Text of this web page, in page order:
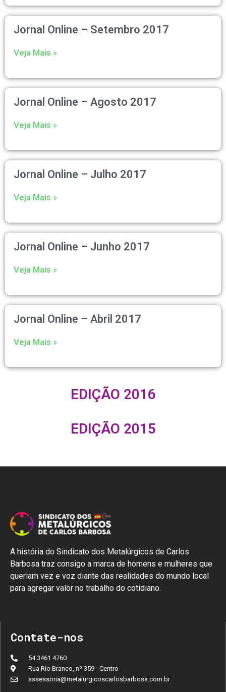
Jornal Online – Setembro 2017
Veja Mais »
Jornal Online – Agosto 2017
Veja Mais »
Jornal Online – Julho 2017
Veja Mais »
Jornal Online – Junho 2017
Veja Mais »
Jornal Online – Abril 2017
Veja Mais »
EDIÇÃO 2016
EDIÇÃO 2015
A história do Sindicato dos Metalúrgicos de Carlos
Barbosa traz consigo a marca de homens e mulheres que
queriam vez e voz diante das realidades do mundo local
para agregar valor no trabalho do cotidiano.
Contate-nos
54 3461 4760
Rua Rio Branco, nº 359 - Centro
assessoria@metalurgicoscarlosbarbosa.com.br